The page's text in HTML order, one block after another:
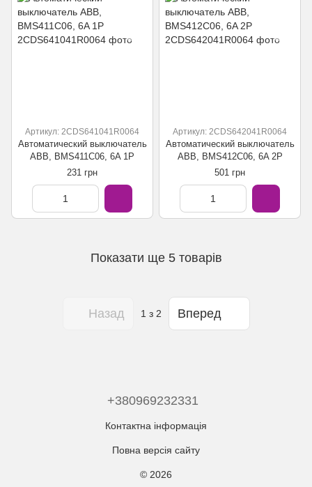
Артикул: 2CDS641041R0064
Автоматический выключатель
ABB, BMS411C06, 6A 1P
231 грн
Артикул: 2CDS642041R0064
Автоматический выключатель
ABB, BMS412C06, 6A 2P
501 грн
Показати ще 5 товарів
Назад 1 з 2 Вперед
+380969232331
Контактна інформація
Повна версія сайту
© 2026